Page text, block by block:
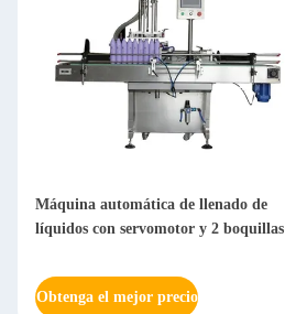
Máquina automática de llenado de
líquidos con servomotor y 2 boquillas
Obtenga el mejor precio